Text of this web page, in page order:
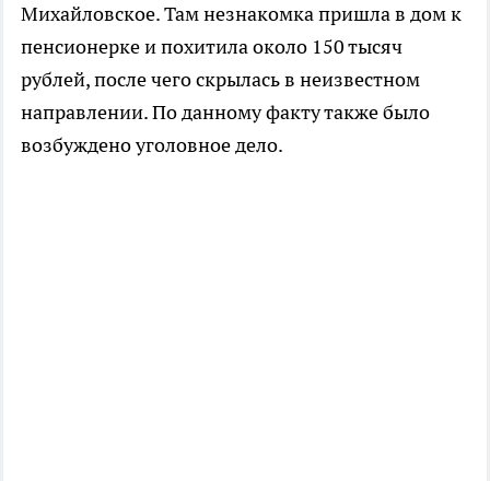
Михайловское. Там незнакомка пришла в дом к
пенсионерке и похитила около 150 тысяч
рублей, после чего скрылась в неизвестном
направлении. По данному факту также было
возбуждено уголовное дело.